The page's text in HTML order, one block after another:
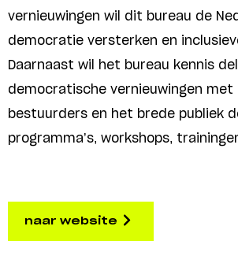
vernieuwingen wil dit bureau de
democratie versterken en
Daarnaast wil het bureau kennis
democratische vernieuwingen met
bestuurders en het brede publiek
programma’s, workshops,
naar website